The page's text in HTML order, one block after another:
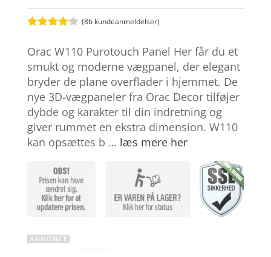
ud af 5
baseret
på
kundebedø
mmelser
(86 kundeanmeldelser)
Orac W110 Purotouch Panel Her får du et
smukt og moderne vægpanel, der elegant
bryder de plane overflader i hjemmet. De
nye 3D-vægpaneler fra Orac Decor tilføjer
dybde og karakter til din indretning og
giver rummet en ekstra dimension. W110
kan opsættes b … læs mere her